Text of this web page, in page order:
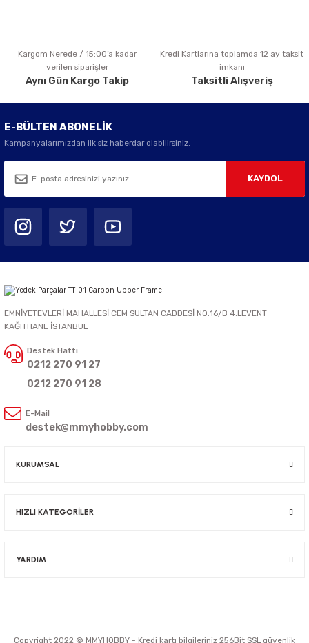
Gönder
Kargom Nerede / 15:00’a kadar
verilen siparişler
Aynı Gün Kargo Takip
Kredi Kartlarına toplamda 12 ay taksit
imkanı
Taksitli Alışveriş
E-BÜLTEN ABONELİK
Kampanyalarımızdan ilk siz haberdar olabilirsiniz.
KAYDOL
EMNİYETEVLERİ MAHALLESİ CEM SULTAN CADDESİ NO:16/B 4.LEVENT
KAĞITHANE İSTANBUL
Destek Hattı
0212 270 91 27
0212 270 91 28
E-Mail
destek@mmyhobby.com
KURUMSAL
HIZLI KATEGORİLER
YARDIM
Copyright 2022 © MMYHOBBY - Kredi kartı bilgileriniz 256Bit SSL güvenlik